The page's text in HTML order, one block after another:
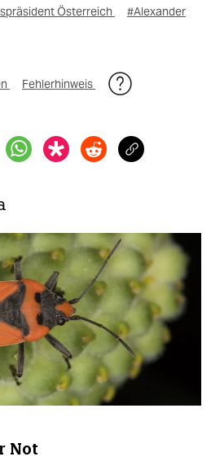
Österreich
#Alexander
Fehlerhinweis
Not